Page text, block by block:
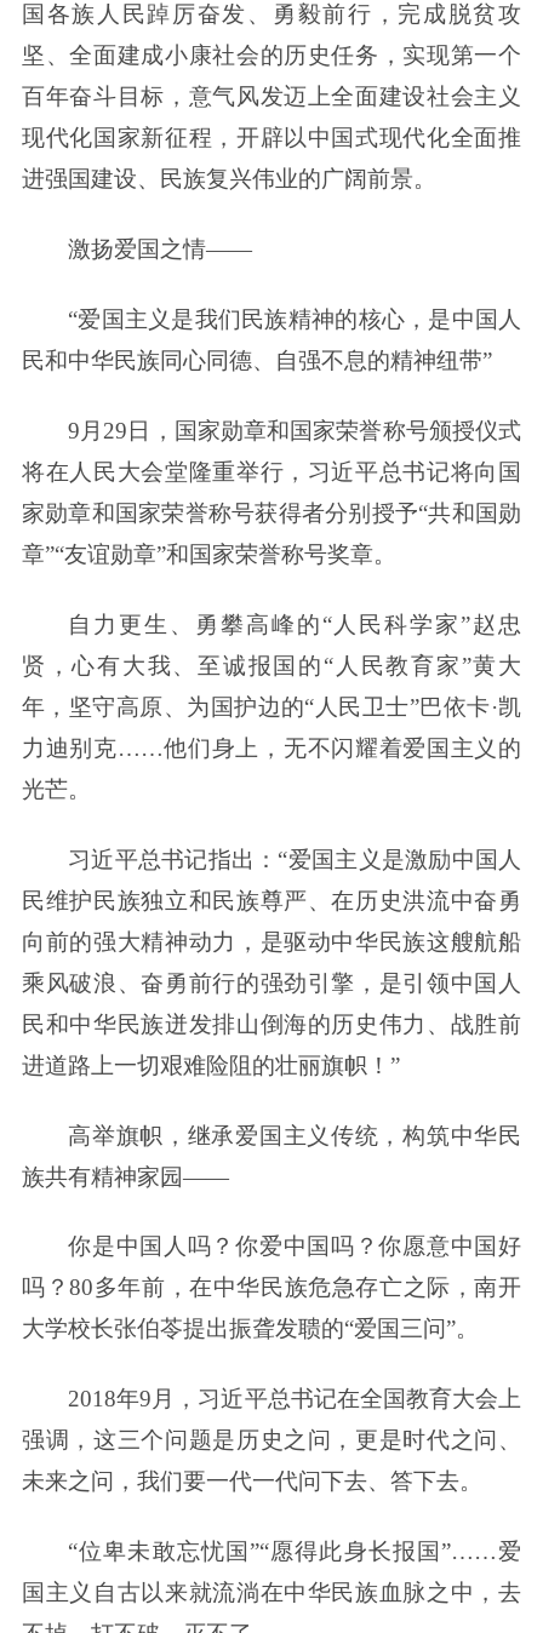
国各族人民踔厉奋发、勇毅前行，完成脱贫攻
坚、全面建成小康社会的历史任务，实现第一个
百年奋斗目标，意气风发迈上全面建设社会主义
现代化国家新征程，开辟以中国式现代化全面推
进强国建设、民族复兴伟业的广阔前景。
激扬爱国之情——
“爱国主义是我们民族精神的核心，是中国人
民和中华民族同心同德、自强不息的精神纽带”
9月29日，国家勋章和国家荣誉称号颁授仪式
将在人民大会堂隆重举行，习近平总书记将向国
家勋章和国家荣誉称号获得者分别授予“共和国勋
章”“友谊勋章”和国家荣誉称号奖章。
自力更生、勇攀高峰的“人民科学家”赵忠
贤，心有大我、至诚报国的“人民教育家”黄大
年，坚守高原、为国护边的“人民卫士”巴依卡·凯
力迪别克……他们身上，无不闪耀着爱国主义的
光芒。
习近平总书记指出：“爱国主义是激励中国人
民维护民族独立和民族尊严、在历史洪流中奋勇
向前的强大精神动力，是驱动中华民族这艘航船
乘风破浪、奋勇前行的强劲引擎，是引领中国人
民和中华民族迸发排山倒海的历史伟力、战胜前
进道路上一切艰难险阻的壮丽旗帜！”
高举旗帜，继承爱国主义传统，构筑中华民
族共有精神家园——
你是中国人吗？你爱中国吗？你愿意中国好
吗？80多年前，在中华民族危急存亡之际，南开
大学校长张伯苓提出振聋发聩的“爱国三问”。
2018年9月，习近平总书记在全国教育大会上
强调，这三个问题是历史之问，更是时代之问、
未来之问，我们要一代一代问下去、答下去。
“位卑未敢忘忧国”“愿得此身长报国”……爱
国主义自古以来就流淌在中华民族血脉之中，去